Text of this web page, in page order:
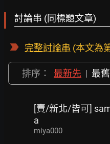
討論串 (同標題文章)
完整討論串 (本文為
排序： 最新先 | 最
[賣/新北/皆可]
a
miya000